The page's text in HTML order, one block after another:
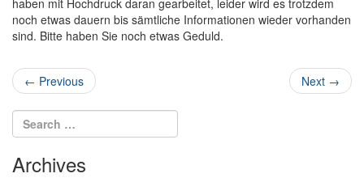
haben mit Hochdruck daran gearbeitet, leider wird es trotzdem
noch etwas dauern bis sämtliche Informationen wieder vorhanden
sind. Bitte haben Sie noch etwas Geduld.
Post navigation
← Previous Next →
Search for:
Archives